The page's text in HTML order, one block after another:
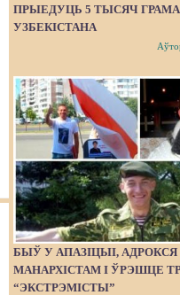
ПРЫЕДУЦЬ 5 ТЫСЯЧ
УЗБЕКІСТАНА
БЫЎ У АПАЗІЦЫІ, АДРОКСЯ
МАНАРХІСТАМ І ЎРЭШЦЕ
“ЭКСТРЭМІСТЫ”